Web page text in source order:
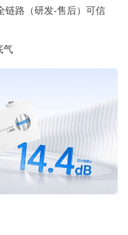
链路（研发-售后）可信
气